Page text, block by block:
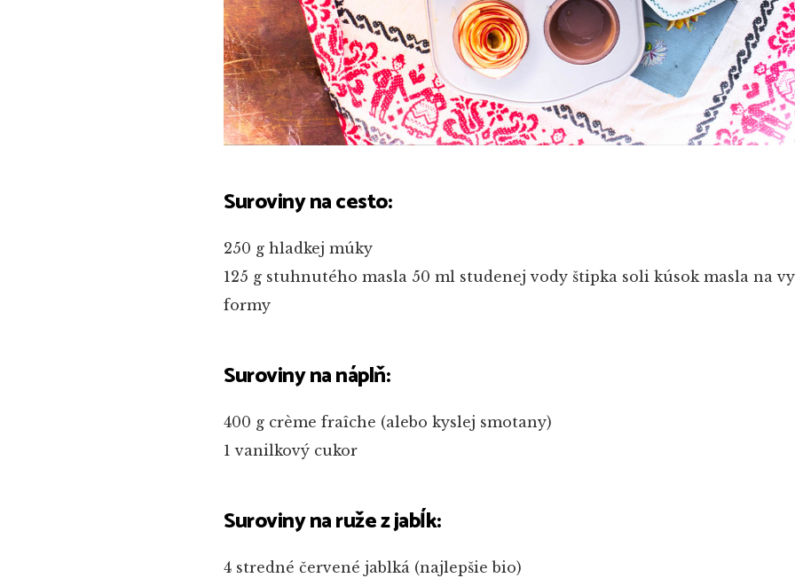
Suroviny na cesto:
250 g hladkej múky
125 g stuhnutého masla 50 ml studenej vody štipka soli kúsok masla na
formy
Suroviny na náplň:
400 g crème fraîche (alebo kyslej smotany)
1 vanilkový cukor
Suroviny na ruže z jabĺk:
4 stredné červené jablká (najlepšie bio)